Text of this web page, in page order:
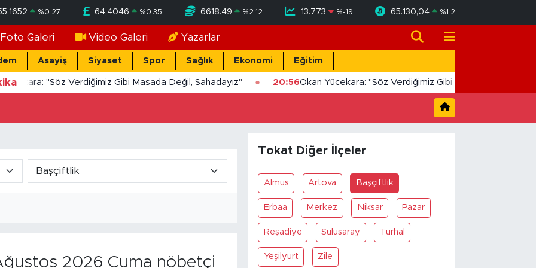
%0.27 64,4046 %0.35 6618.49 %2.12 13.773 %-19 65.130,04 %1.2
Foto Galeri Video Galeri Yazarlar
Asayiş Siyaset Spor Sağlık Ekonomi Eğitim
"Söz Verdiğimiz Gibi Masada Değil, Sahadayız" 20:56Okan Yücekara: "Söz Verdiğimiz Gibi Masada Değil,
2026 Cuma nöbetçi
Tokat Diğer İlçeler
Almus Artova Başçiftlik
Erbaa Merkez Niksar Pazar
Reşadiye Sulusaray Turhal
Yeşilyurt Zile